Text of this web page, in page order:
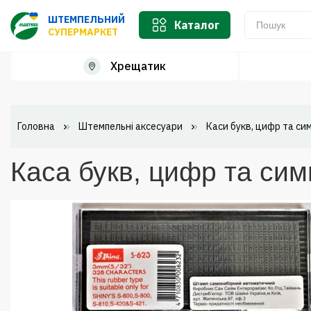
ШТЕМПЕЛЬНИЙ
СУПЕРМАРКЕТ
Каталог
Хрещатик
Головна Штемпельні аксесуари Каси букв, цифр та
Каса букв, цифр та